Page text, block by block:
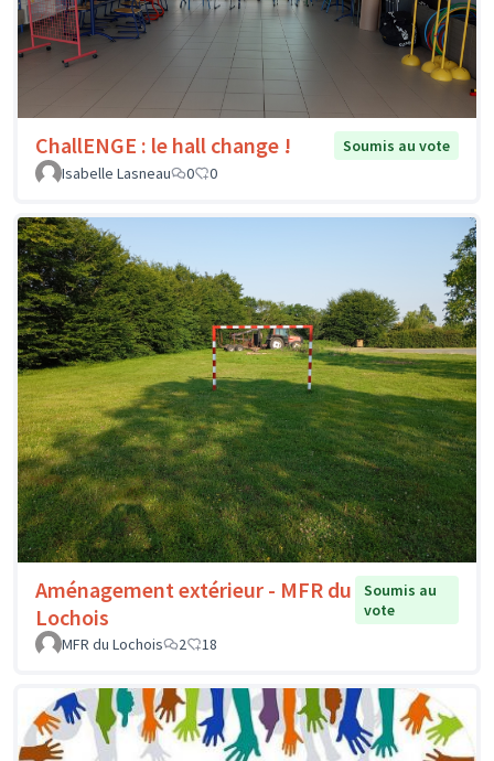
ChallENGE : le hall change !
Soumis au vote
Isabelle Lasneau
0 0
Aménagement extérieur - MFR du
Lochois
Soumis au
vote
MFR du Lochois
2 18